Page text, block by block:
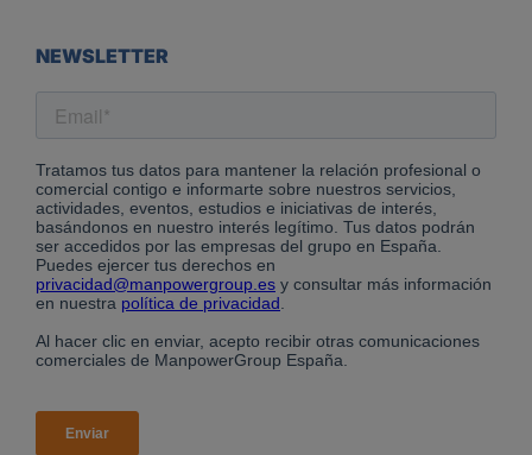
NEWSLETTER